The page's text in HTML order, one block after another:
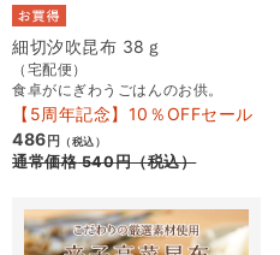
細切汐吹昆布 38ｇ
（宅配便）
食卓がにぎわうごはんのお供。
【5周年記念】10％OFFセール
486 円 （税込）
通常価格540円（税込）